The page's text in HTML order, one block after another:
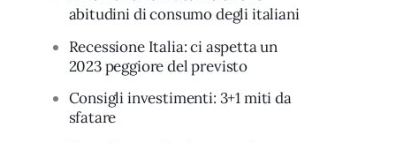
abitudini di consumo degli italiani
Recessione Italia: ci aspetta un
2023 peggiore del previsto
Consigli investimenti: 3+1 miti da
sfatare